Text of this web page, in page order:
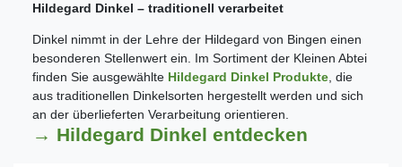
Hildegard Dinkel – traditionell verarbeitet
Dinkel nimmt in der Lehre der Hildegard von Bingen einen
besonderen Stellenwert ein. Im Sortiment der Kleinen Abtei
finden Sie ausgewählte Hildegard Dinkel Produkte, die
aus traditionellen Dinkelsorten hergestellt werden und sich
an der überlieferten Verarbeitung orientieren.
→ Hildegard Dinkel entdecken